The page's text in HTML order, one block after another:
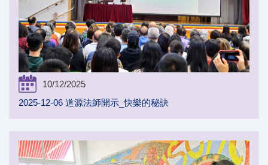
10/12/2025
2025-12-06 道源法師開示_快樂的秘訣